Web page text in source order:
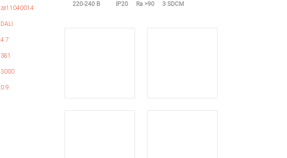
ze11040014
DALI
4.7
381
3000
0.9
220-240 В IP20 Ra >90 3 SDCM